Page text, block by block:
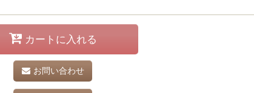
カートに入れる
お問い合わせ